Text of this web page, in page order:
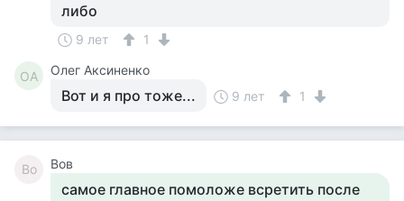
либо
9 лет 1
ОА Олег Аксиненко
Вот и я про тоже... 9 лет 1
Во Вов
самое главное помоложе всретить после